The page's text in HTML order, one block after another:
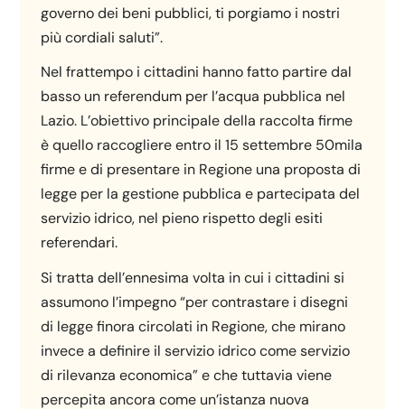
governo dei beni pubblici, ti porgiamo i nostri
più cordiali saluti”.
Nel frattempo i cittadini hanno fatto partire dal
basso un referendum per l’acqua pubblica nel
Lazio. L’obiettivo principale della raccolta firme
è quello raccogliere entro il 15 settembre 50mila
firme e di presentare in Regione una proposta di
legge per la gestione pubblica e partecipata del
servizio idrico, nel pieno rispetto degli esiti
referendari.
Si tratta dell’ennesima volta in cui i cittadini si
assumono l’impegno “per contrastare i disegni
di legge finora circolati in Regione, che mirano
invece a definire il servizio idrico come servizio
di rilevanza economica” e che tuttavia viene
percepita ancora come un’istanza nuova